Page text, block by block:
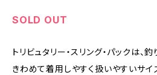
SOLD OUT
トリビュタリー・スリング・パックは、
きわめて着用しやすく扱いやすいサイ